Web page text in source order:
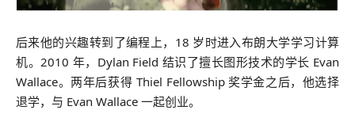
后来他的兴趣转到了编程上，18 岁时进入布朗大学学习计算
机。2010 年，Dylan Field 结识了擅长图形技术的学长 Evan
Wallace。两年后获得 Thiel Fellowship 奖学金之后，他选择
退学，与 Evan Wallace 一起创业。